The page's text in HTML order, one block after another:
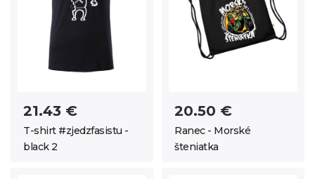
21.43 €
T-shirt #zjedzfasistu -
black 2
20.50 €
Ranec - Morské
šteniatka